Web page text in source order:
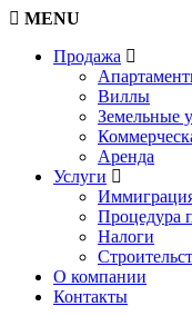
MENU
Продажа
Виллы
Земельные
Аренда
Услуги
Процедура
Налоги
О компании
Контакты